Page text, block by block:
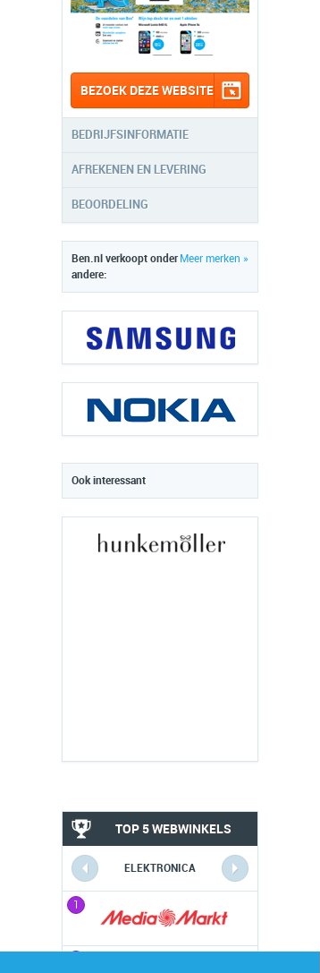
BEZOEK DEZE WEBSITE
BEDRIJFSINFORMATIE
AFREKENEN EN LEVERING
BEOORDELING
Meer merken »
Ben.nl verkoopt onder
andere:
Ook interessant
TOP 5 WEBWINKELS
ELEKTRONICA
1